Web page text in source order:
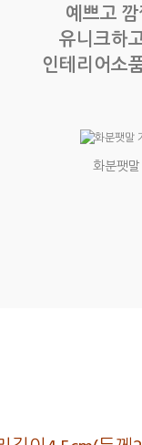
예쁘고
유니크하
인테리어소
화분팻